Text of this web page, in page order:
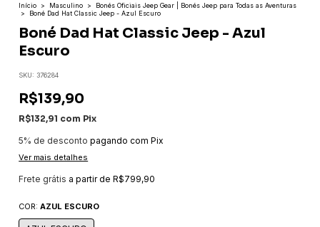
Início > Masculino >
Bonés Oficiais Jeep Gear | Bonés Jeep para Todas as Aventuras
>
Boné Dad Hat Classic Jeep - Azul Escuro
Boné Dad Hat Classic Jeep - Azul
Escuro
SKU: 376284
R$139,90
R$132,91 com Pix
5% de desconto pagando com Pix
Ver mais detalhes
Frete grátis a partir deR$799,90
COR:AZUL ESCURO